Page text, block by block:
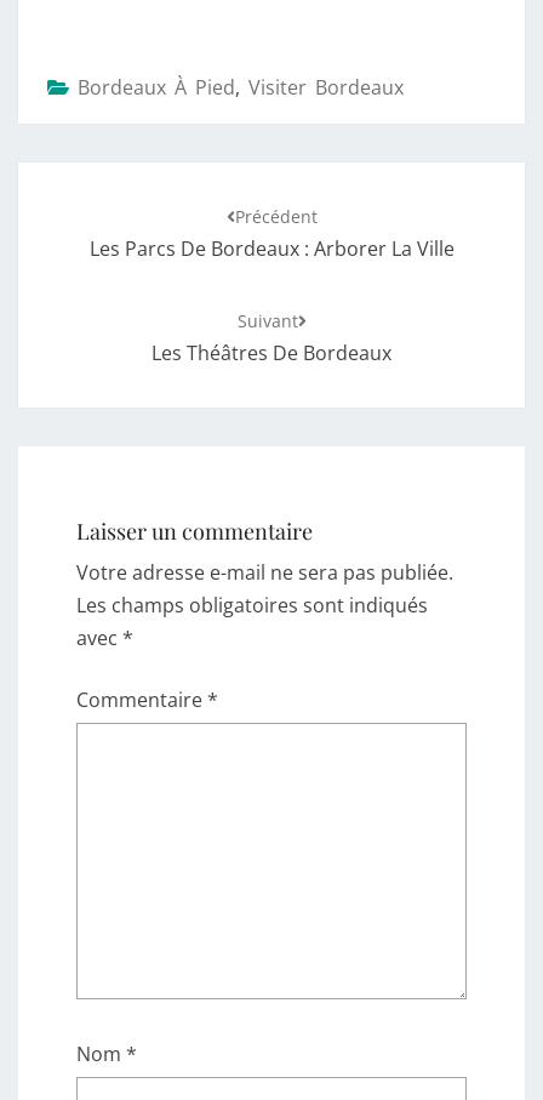
Bordeaux À Pied, Visiter Bordeaux
Précédent
Les Parcs De Bordeaux : Arborer La Ville
Suivant
Les Théâtres De Bordeaux
Laisser un commentaire
Votre adresse e-mail ne sera pas publiée.
Les champs obligatoires sont indiqués
avec *
Commentaire*
Nom *